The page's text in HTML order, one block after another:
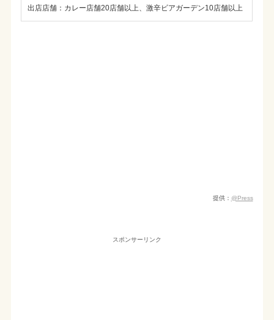
出店店舗：カレー店舗20店舗以上、激辛ビアガーデン10店舗以上
提供： @Press
スポンサーリンク